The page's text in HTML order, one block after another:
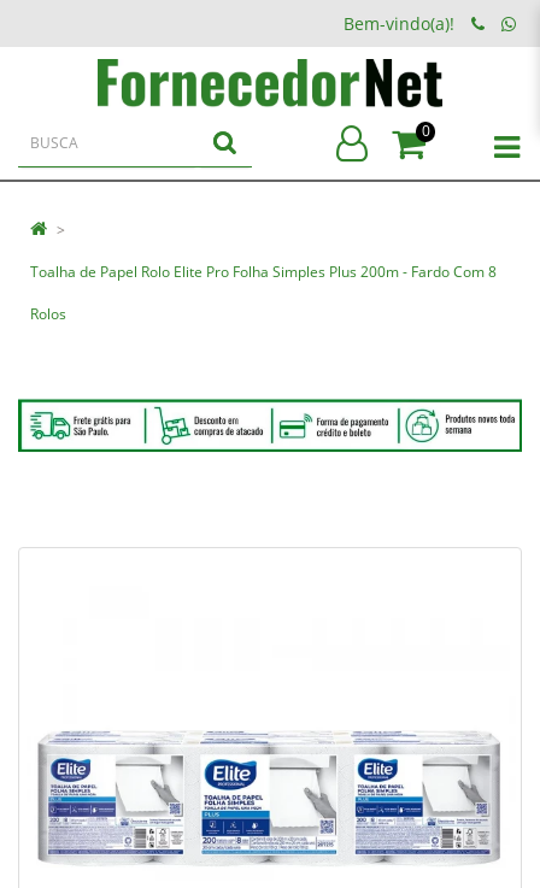
Bem-vindo(a)!
0
Toalha de Papel Rolo Elite Pro Folha Simples Plus 200m - Fardo Com 8
Rolos